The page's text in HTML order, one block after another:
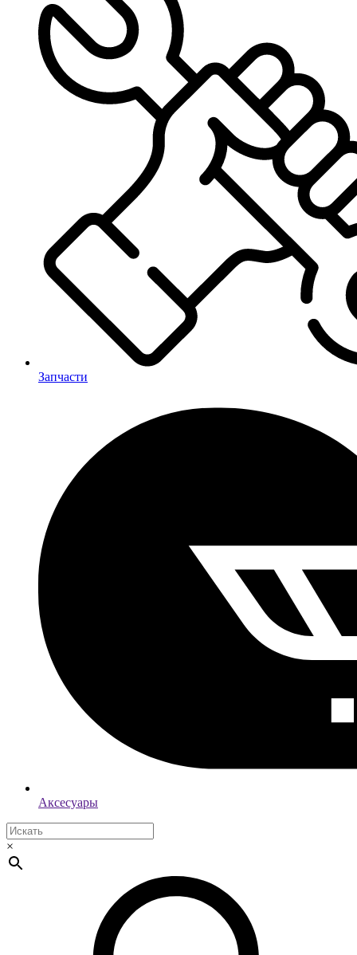
Запчасти
Аксесуары
×